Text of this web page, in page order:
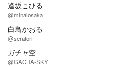
逢坂こひる
@minaiosaka
白鳥かおる
@seratori
ガチャ空
@GACHA-SKY